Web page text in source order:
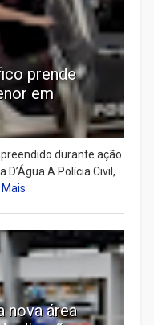
prende
em
durante ação
D’Água A Polícia Civil,
nova área